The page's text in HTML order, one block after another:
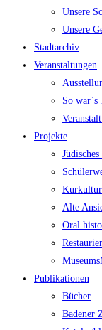
Unsere
Unsere
Stadtarchiv
Veranstaltungen
So war`s
Projekte
Jüdisches
Alte
Oral
Publikationen
Bücher
Badener